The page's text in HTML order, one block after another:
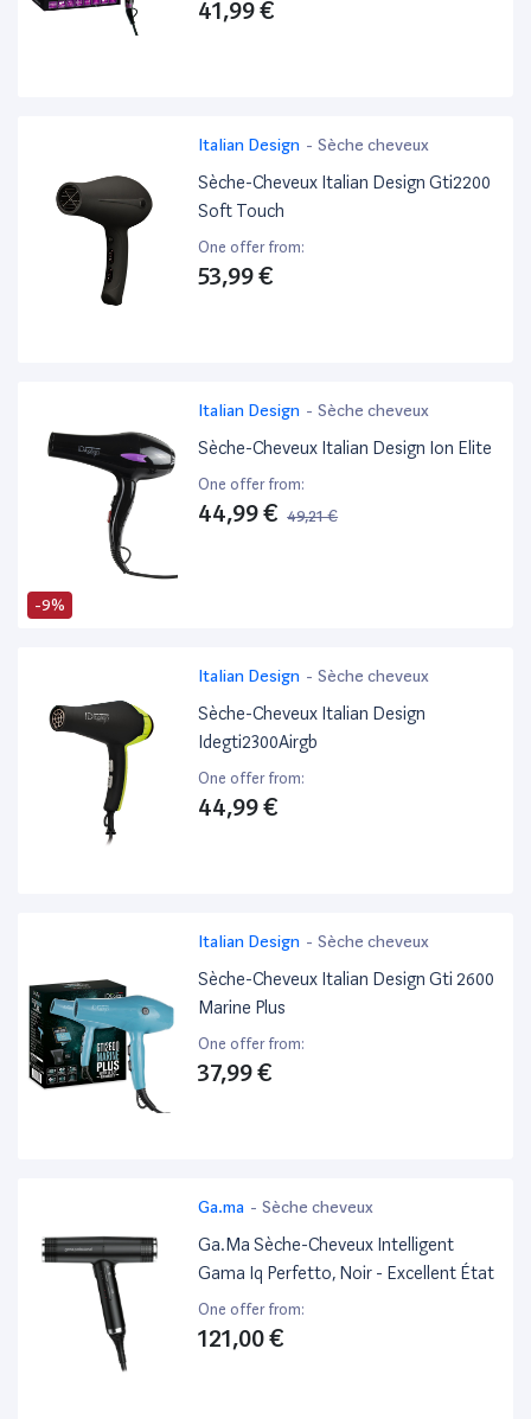
41,99 €
Italian Design - Sèche cheveux
Sèche-Cheveux Italian Design Gti2200
Soft Touch
One offer from:
53,99 €
-9%
Italian Design - Sèche cheveux
Sèche-Cheveux Italian Design Ion Elite
One offer from:
44,99 € 49,21 €
Italian Design - Sèche cheveux
Sèche-Cheveux Italian Design
Idegti2300Airgb
One offer from:
44,99 €
Italian Design - Sèche cheveux
Sèche-Cheveux Italian Design Gti 2600
Marine Plus
One offer from:
37,99 €
Ga.ma - Sèche cheveux
Ga.Ma Sèche-Cheveux Intelligent
Gama Iq Perfetto, Noir - Excellent État
One offer from:
121,00 €